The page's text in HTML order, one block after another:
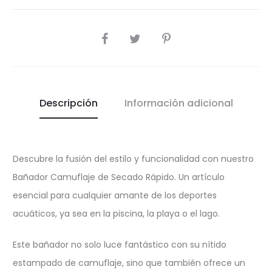
COMPARTIR
Descripción Información adicional
Descubre la fusión del estilo y funcionalidad con nuestro
Bañador Camuflaje de Secado Rápido. Un artículo
esencial para cualquier amante de los deportes
acuáticos, ya sea en la piscina, la playa o el lago.
Este bañador no solo luce fantástico con su nítido
estampado de camuflaje, sino que también ofrece un